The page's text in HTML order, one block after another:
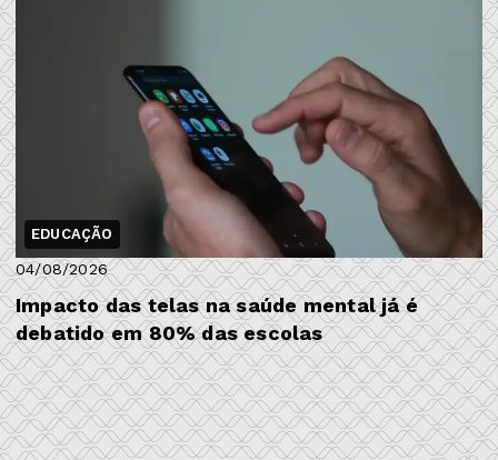
EDUCAÇÃO
04/08/2026
Impacto das telas na saúde mental já é
debatido em 80% das escolas